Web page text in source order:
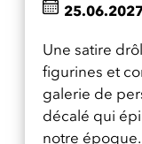
Une satire
figurines et
galerie de
décalé qui
notre époque.